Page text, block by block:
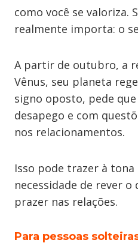
como você se valoriza.
realmente importa: o
A partir de outubro, a
Vênus, seu planeta
signo oposto, pede
desapego e com
nos relacionamentos.
Isso pode trazer à tona
necessidade de rever
prazer nas relações.
Para pessoas